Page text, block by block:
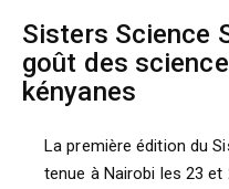
Sisters Science
goût des
kényanes
La première édition du
tenue à Nairobi les 23 et